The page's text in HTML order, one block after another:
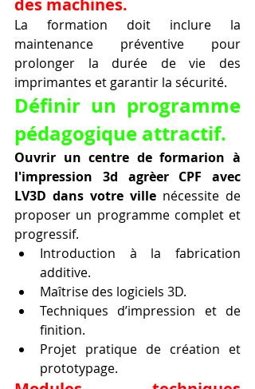
La formation doit inclure la
maintenance préventive pour
prolonger la durée de vie des
imprimantes et garantir la sécurité.
Définir un programme
pédagogique attractif.
Ouvrir un centre de formarion à
l'impression 3d agrèer CPF avec
LV3D dans votre ville nécessite de
proposer un programme complet et
progressif.
Introduction à la fabrication
additive.
Maîtrise des logiciels 3D.
Techniques d’impression et de
finition.
Projet pratique de création et
prototypage.